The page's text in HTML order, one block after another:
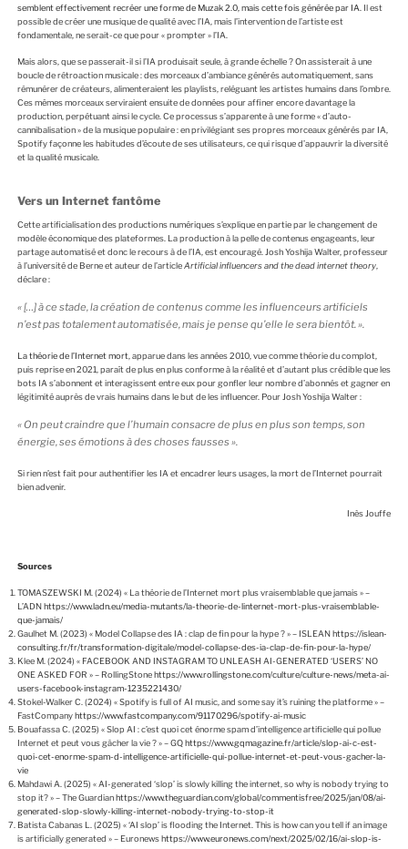
semblent effectivement recréer une forme de Muzak 2.0, mais cette fois générée par IA . Il est
possible de créer une musique de qualité avec l’IA, mais l’intervention de l’artiste est
fondamentale, ne serait-ce que pour « prompter » l’IA.
Mais alors, que se passerait-il si l’IA produisait seule, à grande échelle ? On assisterait à une
boucle de rétroaction musicale : des morceaux d’ambiance générés automatiquement, sans
rémunérer de créateurs, alimenteraient les playlists, reléguant les artistes humains dans l’ombre.
Ces mêmes morceaux serviraient ensuite de données pour affiner encore davantage la
production, perpétuant ainsi le cycle. Ce processus s’apparente à une forme « d’auto-
cannibalisation » de la musique populaire : en privilégiant ses propres morceaux générés par IA,
Spotify façonne les habitudes d’écoute de ses utilisateurs, ce qui risque d’appauvrir la diversité
et la qualité musicale.
Vers un Internet fantôme
Cette artificialisation des productions numériques s’explique en partie par le changement de
modèle économique des plateformes. La production à la pelle de contenus engageants, leur
partage automatisé et donc le recours à de l’IA, est encouragé. Josh Yoshija Walter, professeur
à l’université de Berne et auteur de l’articleArtificial influencers and the dead internet theory,
déclare :
« […]à ce stade, la création de contenus comme les influenceurs artificiels
n’est pas totalement automatisée, mais je pense qu’elle le sera bientôt. ».
La théorie de l’Internet mort, apparue dans les années 2010, vue comme théorie du complot,
puis reprise en 2021, paraît de plus en plus conforme à la réalité et d’autant plus crédible que les
bots IA s’abonnent et interagissent entre eux pour gonfler leur nombre d’abonnés et gagner en
légitimité auprès de vrais humains dans le but de les influencer. Pour Josh Yoshija Walter :
« On peut craindre que l’humain consacre de plus en plus son temps, son
énergie, ses émotions à des choses fausses ».
Si rien n’est fait pour authentifier les IA et encadrer leurs usages, la mort de l’Internet pourrait
bien advenir.
Inès Jouffe
Sources
TOMASZEWSKI M. (2024) « La théorie de l’Internet mort plus vraisemblable que jamais » –
L’ADNhttps://www.ladn.eu/media-mutants/la-theorie-de-linternet-mort-plus-vraisemblable-
que-jamais/
Gaulhet M. (2023) « Model Collapse des IA : clap de fin pour la hype ? » – ISLEANhttps://islean-
consulting.fr/fr/transformation-digitale/model-collapse-des-ia-clap-de-fin-pour-la-hype/
Klee M. (2024) « FACEBOOK AND INSTAGRAM TO UNLEASH AI-GENERATED ‘USERS’ NO
ONE ASKED FOR » – RollingStonehttps://www.rollingstone.com/culture/culture-news/meta-ai-
users-facebook-instagram-1235221430/
Stokel-Walker C. (2024) « Spotify is full of AI music, and some say it’s ruining the platforme » –
FastCompanyhttps://www.fastcompany.com/91170296/spotify-ai-music
Bouafassa C. (2025) « Slop AI : c’est quoi cet énorme spam d’intelligence artificielle qui pollue
Internet et peut vous gâcher la vie ? » – GQhttps://www.gqmagazine.fr/article/slop-ai-c-est-
quoi-cet-enorme-spam-d-intelligence-artificielle-qui-pollue-internet-et-peut-vous-gacher-la-
vie
Mahdawi A. (2025) « AI-generated ‘slop’ is slowly killing the internet, so why is nobody trying to
stop it? » – The Guardianhttps://www.theguardian.com/global/commentisfree/2025/jan/08/ai-
generated-slop-slowly-killing-internet-nobody-trying-to-stop-it
Batista Cabanas L. (2025) « ‘AI slop’ is flooding the Internet. This is how can you tell if an image
is artificially generated » – Euronewshttps://www.euronews.com/next/2025/02/16/ai-slop-is-